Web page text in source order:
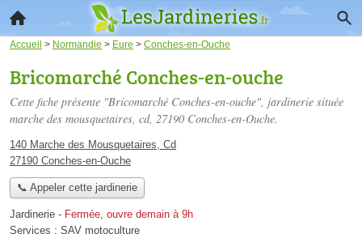
Accueil > Normandie > Eure > Conches-en-Ouche
Bricomarché Conches-en-ouche
Cette fiche présente "Bricomarché Conches-en-ouche", jardinerie située
marche des mousquetaires, cd, 27190 Conches-en-Ouche.
140 Marche des Mousquetaires, Cd
27190 Conches-en-Ouche
📞 Appeler cette jardinerie
Jardinerie - Fermée, ouvre demain à 9h
Services : SAV motoculture